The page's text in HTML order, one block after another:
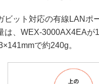
ット対応の有線LANポ
は、WEX-3000AX4EA
で約240g。